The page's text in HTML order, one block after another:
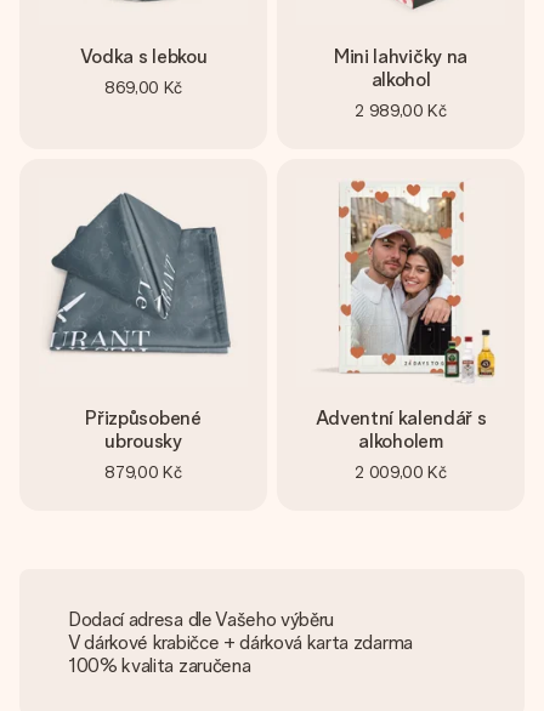
Vodka s lebkou
869,00 Kč
Mini lahvičky na
alkohol
2 989,00 Kč
Přizpůsobené
ubrousky
879,00 Kč
Adventní kalendář s
alkoholem
2 009,00 Kč
Dodací adresa dle Vašeho výběru
V dárkové krabičce + dárková karta zdarma
100% kvalita zaručena